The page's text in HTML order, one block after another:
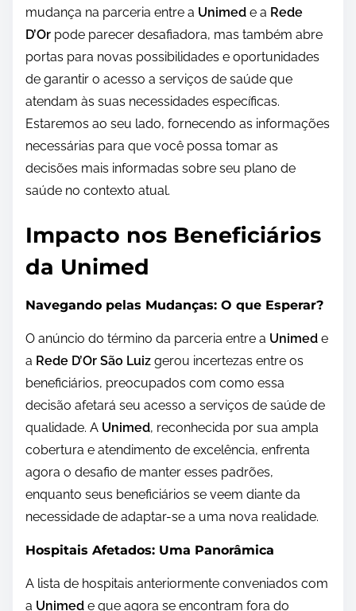
mudança na parceria entre a Unimed e a Rede
D’Or pode parecer desafiadora, mas também abre
portas para novas possibilidades e oportunidades
de garantir o acesso a serviços de saúde que
atendam às suas necessidades específicas.
Estaremos ao seu lado, fornecendo as informações
necessárias para que você possa tomar as
decisões mais informadas sobre seu plano de
saúde no contexto atual.
Impacto nos Beneficiários
da Unimed
Navegando pelas Mudanças: O que Esperar?
O anúncio do término da parceria entre a Unimed e
a Rede D’Or São Luiz gerou incertezas entre os
beneficiários, preocupados com como essa
decisão afetará seu acesso a serviços de saúde de
qualidade. A Unimed, reconhecida por sua ampla
cobertura e atendimento de excelência, enfrenta
agora o desafio de manter esses padrões,
enquanto seus beneficiários se veem diante da
necessidade de adaptar-se a uma nova realidade.
Hospitais Afetados: Uma Panorâmica
A lista de hospitais anteriormente conveniados com
a Unimed e que agora se encontram fora do